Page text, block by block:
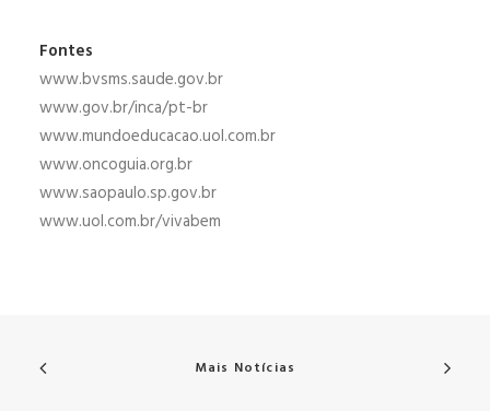
Fontes
www.bvsms.saude.gov.br
www.gov.br/inca/pt-br
www.mundoeducacao.uol.com.br
www.oncoguia.org.br
www.saopaulo.sp.gov.br
www.uol.com.br/vivabem
Mais Notícias